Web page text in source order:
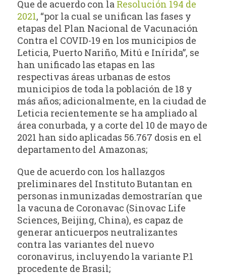
Que de acuerdo con la Resolución 194 de
2021, “por la cual se unifican las fases y
etapas del Plan Nacional de Vacunación
Contra el COVID-19 en los municipios de
Leticia, Puerto Nariño, Mitú e Inírida”, se
han unificado las etapas en las
respectivas áreas urbanas de estos
municipios de toda la población de 18 y
más años; adicionalmente, en la ciudad de
Leticia recientemente se ha ampliado al
área conurbada, y a corte del 10 de mayo de
2021 han sido aplicadas 56.767 dosis en el
departamento del Amazonas;
Que de acuerdo con los hallazgos
preliminares del Instituto Butantan en
personas inmunizadas demostrarían que
la vacuna de Coronavac (Sinovac Life
Sciences, Beijing, China), es capaz de
generar anticuerpos neutralizantes
contra las variantes del nuevo
coronavirus, incluyendo la variante P.1
procedente de Brasil;